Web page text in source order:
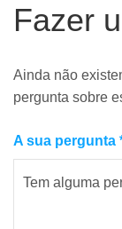
Fazer
Ainda não
pergunta sobre
A sua pergunta